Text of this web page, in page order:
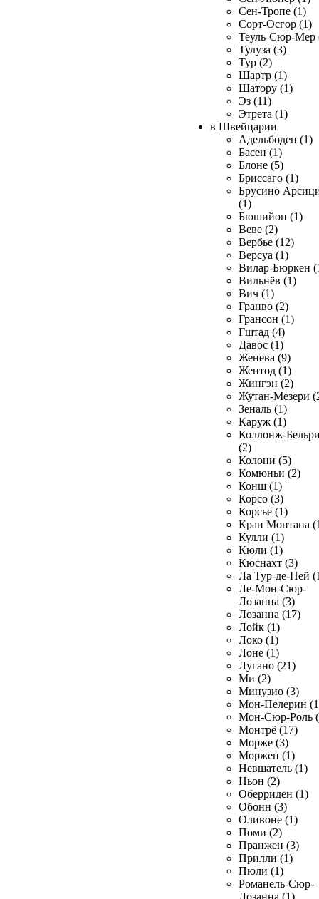
Сен-Тропе (1)
Сорт-Осгор (1)
Теуль-Сюр-Мер
Тулуза (3)
Тур (2)
Шартр (1)
Шатору (1)
Эз (11)
Этрета (1)
в Швейцарии
Адельбоден (1)
Басен (1)
Блоне (5)
Бриссаго (1)
Брусино
(1)
Бюшийон (1)
Веве (2)
Вербье (12)
Версуа (1)
Вилар-Бюркен
Вильнёв (1)
Вич (1)
Гранво (2)
Грансон (1)
Гштад (4)
Давос (1)
Женева (9)
Жентод (1)
Жингэн (2)
Жутан-Мезери
Зеналь (1)
Каруж (1)
Коллонж-
(2)
Колони (5)
Комюньи (2)
Конш (1)
Корсо (3)
Корсье (1)
Кран Монтана
Кулли (1)
Кюли (1)
Кюснахт (3)
Ла Тур-де-Пей
Ле-Мон-Сюр-
Лозанна (3)
Лозанна (17)
Лойк (1)
Локо (1)
Лоне (1)
Лугано (21)
Ми (2)
Минузио (3)
Мон-Пелерин
Мон-Сюр-Роль
Монтрё (17)
Морже (3)
Моржен (1)
Невшатель (1)
Ньон (2)
Оберриден (1)
Обонн (3)
Оливоне (1)
Поми (2)
Пранжен (3)
Прилли (1)
Пюли (1)
Романель-Сюр-
Лозанна (1)